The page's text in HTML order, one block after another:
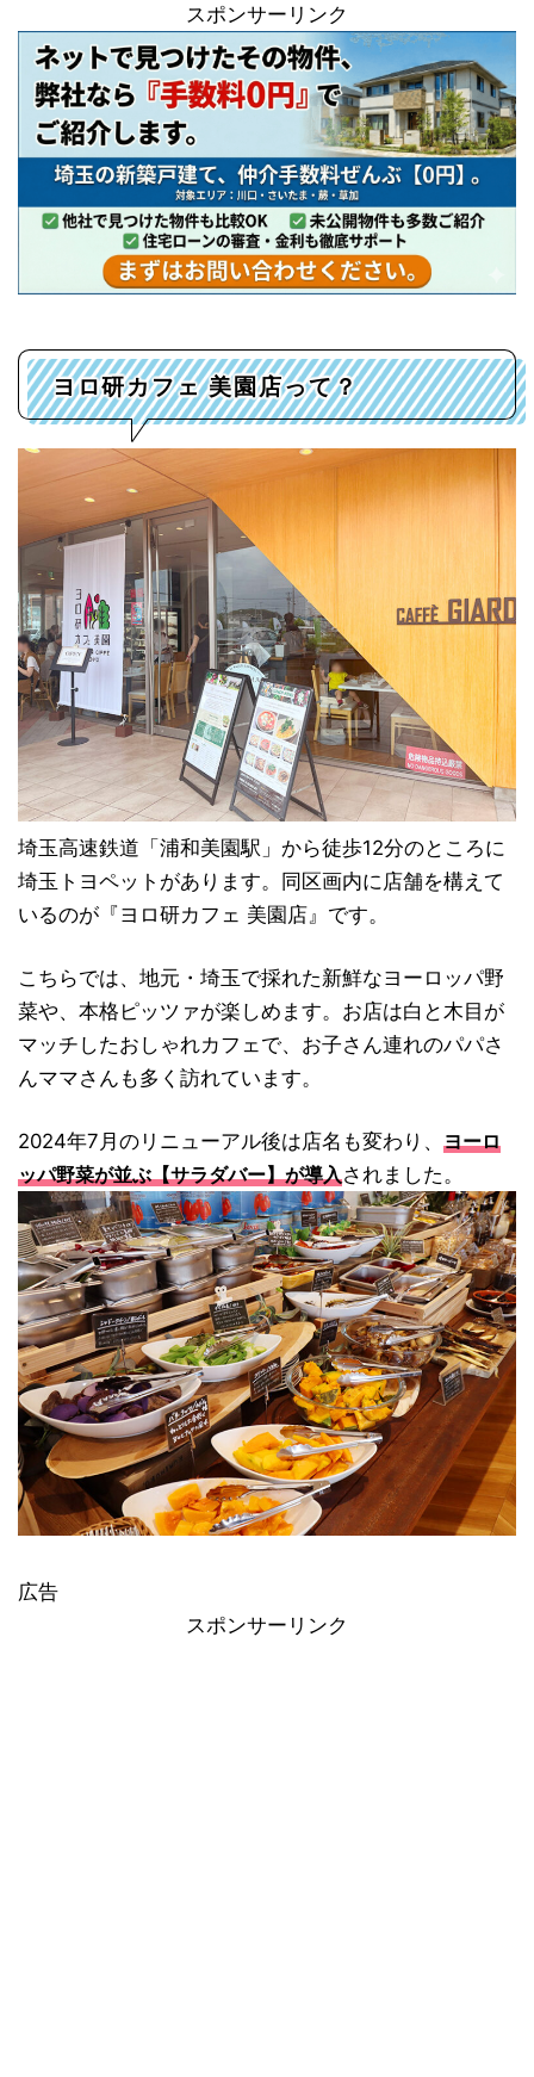
スポンサーリンク
ヨロ研カフェ 美園店って？
埼玉高速鉄道「浦和美園駅」から徒歩12分のところに
埼玉トヨペットがあります。同区画内に店舗を構えて
いるのが『ヨロ研カフェ 美園店』です。
こちらでは、地元・埼玉で採れた新鮮なヨーロッパ野
菜や、本格ピッツァが楽しめます。お店は白と木目が
マッチしたおしゃれカフェで、お子さん連れのパパさ
んママさんも多く訪れています。
2024年7月のリニューアル後は店名も変わり、 ヨーロ
ッパ野菜が並ぶ【サラダバー】が導入されました。
広告
スポンサーリンク